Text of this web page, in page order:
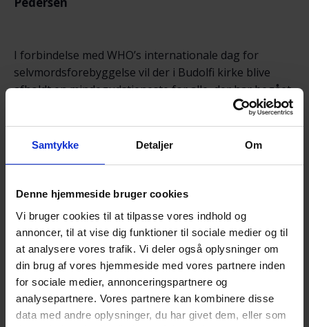
Samtykke Detaljer Om
Denne hjemmeside bruger cookies
Vi bruger cookies til at tilpasse vores indhold og
annoncer, til at vise dig funktioner til sociale medier og til
at analysere vores trafik. Vi deler også oplysninger om
din brug af vores hjemmeside med vores partnere inden
for sociale medier, annonceringspartnere og
analysepartnere. Vores partnere kan kombinere disse
data med andre oplysninger, du har givet dem, eller som
I forbindelse med WHO’s internationale dag for
selvmordsforebyggelse vil der i Budolfi kirke blive
afholdt en mindegudstjeneste for alle, der har begået
Gudstjenesten afholdes for at støtte de mange
det er, at have mistet som følge af selvmord.
Gudstjenesten er både for de, som ønsker at vise
deres sympati med de efterlevende og for de
efterlevende.
Efter gudstjenesten vil der være mulighed for at få en
kop kaffe/te og en snak i Krypten. Repræsentanter fra